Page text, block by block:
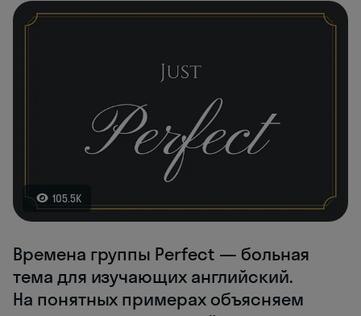
105.5K
Времена группы Perfect — больная
тема для изучающих английский.
На понятных примерах объясняем